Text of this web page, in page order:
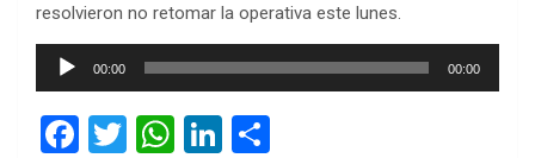
resolvieron no retomar la operativa este lunes.
Reproductor
00:00 00:00
F
T
W Li